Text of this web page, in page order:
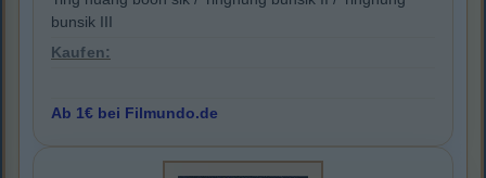
bunsik III
Kaufen:
Ab 1€ bei Filmundo.de